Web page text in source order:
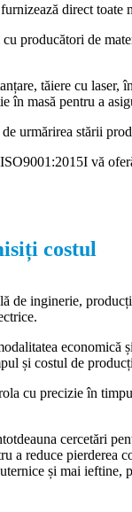
direct
producători de
tăiere cu laser,
în masă pentru a
urmărirea stării
vă
costul
de inginerie,
economică
și costul de
cu precizie în
cercetări
a reduce
și mai ieftine,